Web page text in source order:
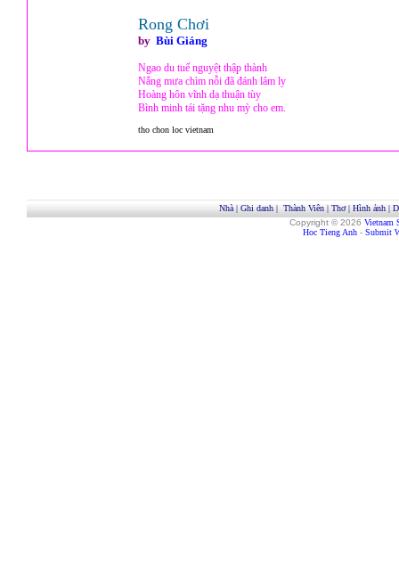
Rong Chơi
by Bùi Giáng
Ngao du tuế nguyệt thập thành
Nắng mưa chìm nỗi đã đánh lâm ly
Hoàng hôn vĩnh dạ thuận tùy
Bình minh tái tặng nhu mỳ cho em.
tho chon loc vietnam
Nhà| Ghi danh| Thành Viên| Thơ| Hình ảnh|
Copyright © 2026 Vietnam
Hoc Tieng Anh - Submit